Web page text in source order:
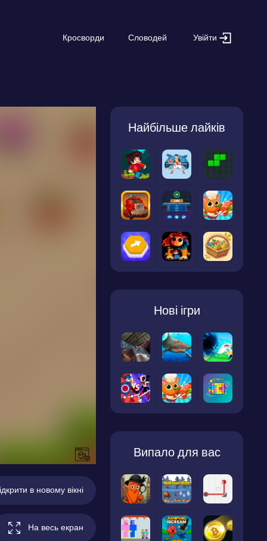
Кросворди Словодей Увійти
в новому вікні
На весь екран
Найбільше лайків
Нові ігри
Випало для вас